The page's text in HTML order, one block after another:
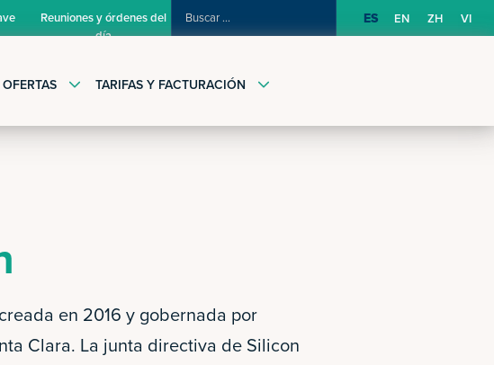
BUSCAR:
Reuniones y órdenes del
día
ES EN ZH VI
TARIFAS Y FACTURACIÓN
en 2016 y gobernada por
Clara. La junta directiva de Silicon